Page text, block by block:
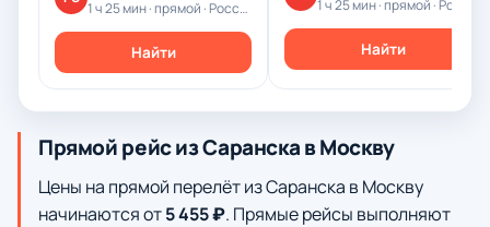
1 ч 25 мин · прямой · Россия
Найти Найти
Прямой рейс из Саранска в Москву
Цены на прямой перелёт из Саранска в Москву
начинаются от5 455 ₽. Прямые рейсы выполняют